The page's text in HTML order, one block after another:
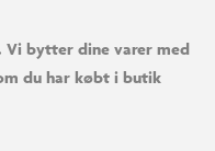
Vi bytter dine varer med
du har købt i butik